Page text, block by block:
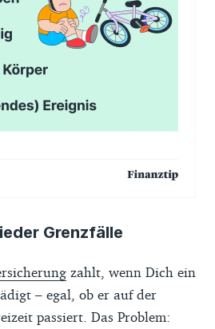
Grenzfälle
zahlt, wenn Dich ein
– egal, ob er auf der
passiert. Das Problem: